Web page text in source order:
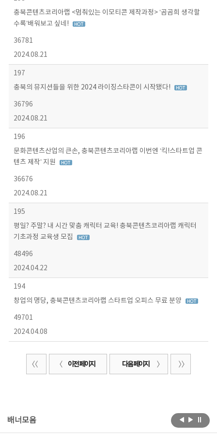
충북콘텐츠코리아랩 <멈춰있는 이모티콘 제작과정> ‘곰곰희 생각할
수록’배워보고 싶네!
36781
2024.08.21
197
충북의 뮤지션들을 위한 2024 라이징스타콘이 시작됐다!
36796
2024.08.21
196
문화콘텐츠산업의 큰손, 충북콘텐츠코리아랩 이번엔 ‘킥!스타트업 콘
텐츠 제작’ 지원
36676
2024.08.21
195
평일? 주말? 내 시간 맞춤 캐릭터 교육! 충북콘텐츠코리아랩 캐릭터
기초과정 교육생 모집
48496
2024.04.22
194
창업의 명당, 충북콘텐츠코리아랩 스타트업 오피스 무료 분양
49701
2024.04.08
이전 페이지 다음 페이지
배너모음